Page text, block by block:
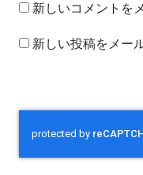
新しいコメントを
新しい投稿をメー